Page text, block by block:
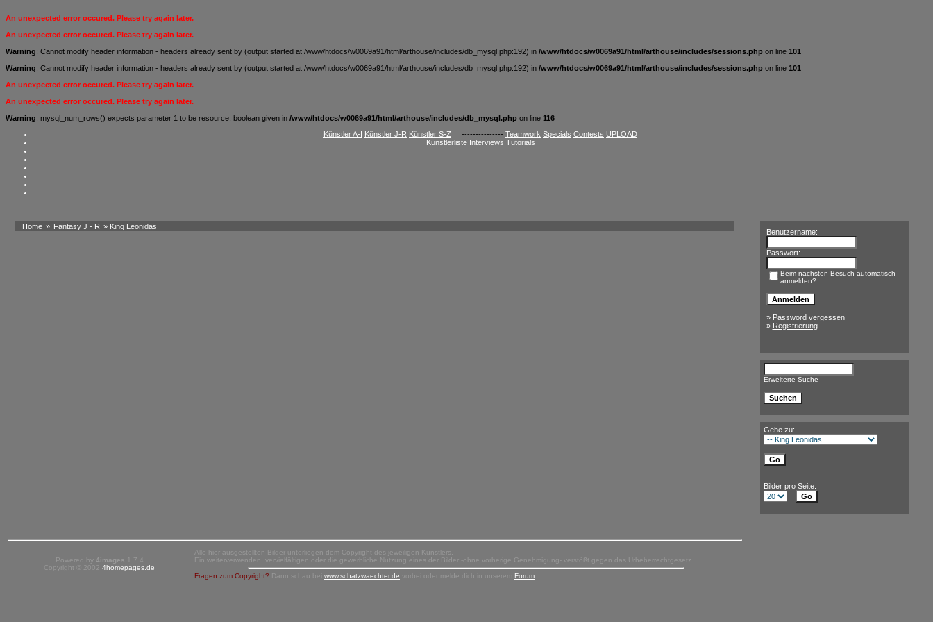
An unexpected error occured. Please try again later.
An unexpected error occured. Please try again later.
Warning: Cannot modify header information - headers already sent by (output started at /www/htdocs/w0069a91/html/arthouse/includes/db_mysql.php:192) in /www/htdocs/w0069a91/html/arthouse/includes/sessions.php on line 101
Warning: Cannot modify header information - headers already sent by (output started at /www/htdocs/w0069a91/html/arthouse/includes/db_mysql.php:192) in /www/htdocs/w0069a91/html/arthouse/includes/sessions.php on line 101
An unexpected error occured. Please try again later.
An unexpected error occured. Please try again later.
Warning: mysql_num_rows() expects parameter 1 to be resource, boolean given in /www/htdocs/w0069a91/html/arthouse/includes/db_mysql.php on line 116
Künstler A-I Künstler J-R Künstler S-Z --------------- Teamwork Specials Contests UPLOAD
Künstlerliste Interviews Tutorials
Home » Fantasy J - R » King Leonidas
Benutzername:
Passwort:
Beim nächsten Besuch automatisch
anmelden?
» Password vergessen
» Registrierung
Erweiterte Suche
Gehe zu:
Bilder pro Seite:
Powered by 4images 1.7.4
Copyright © 2002 4homepages.de
Alle hier ausgestellten Bilder unterliegen dem Copyright des jeweiligen Künstlers.
Ein weiterverwenden, vervielfältigen oder die gewerbliche Nutzung eines der Bilder -ohne vorherige Genehmigung- verstößt gegen das Urheberrechtgesetz.
Fragen zum Copyright? Dann schau bei www.schatzwaechter.de vorbei oder melde dich in unserem Forum